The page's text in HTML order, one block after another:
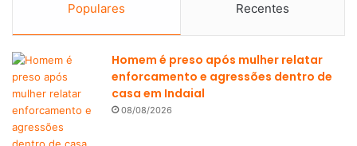
Populares Recentes
Homem é preso após mulher relatar
enforcamento e agressões dentro de
casa em Indaial
08/08/2026